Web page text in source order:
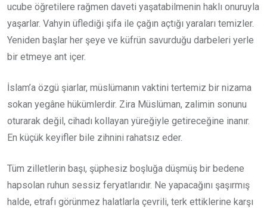
ucube öğretilere rağmen daveti yaşatabilmenin haklı onuruyla
yaşarlar. Vahyin üflediği şifa ile çağın açtığı yaraları temizler.
Yeniden başlar her şeye ve küfrün savurduğu darbeleri yerle
bir etmeye ant içer.
İslam’a özgü şiarlar, müslümanın vaktini tertemiz bir nizama
sokan yegâne hükümlerdir. Zira Müslüman, zalimin sonunu
oturarak değil, cihadı kollayan yüreğiyle getireceğine inanır.
En küçük keyifler bile zihnini rahatsız eder.
Tüm zilletlerin başı, şüphesiz boşluğa düşmüş bir bedene
hapsolan ruhun sessiz feryatlarıdır. Ne yapacağını şaşırmış
halde, etrafı görünmez halatlarla çevrili, terk ettiklerine karşı